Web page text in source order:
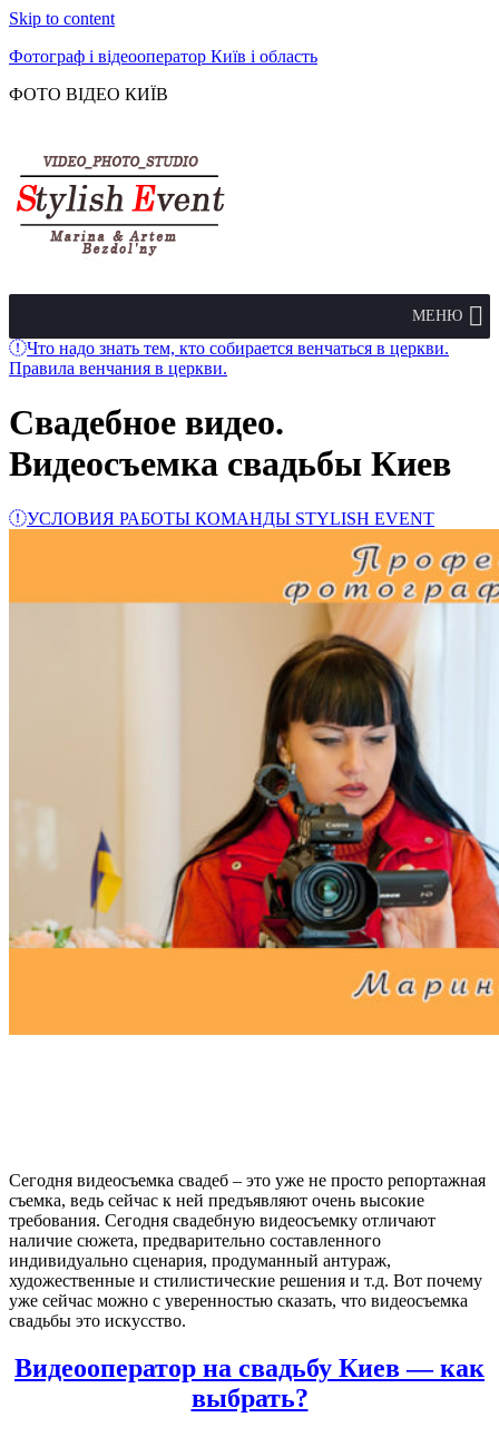
Skip to content
Фотограф і відеооператор Київ і область
ФОТО ВІДЕО КИЇВ
МЕНЮ
Что надо знать тем, кто собирается венчаться в церкви.
Правила венчания в церкви.
Свадебное видео.
Видеосъемка свадьбы Киев
УСЛОВИЯ РАБОТЫ КОМАНДЫ STYLISH EVENT
Сегодня видеосъемка свадеб – это уже не просто репортажная
съемка, ведь сейчас к ней предъявляют очень высокие
требования. Сегодня свадебную видеосъемку отличают
наличие сюжета, предварительно составленного
индивидуально сценария, продуманный антураж,
художественные и стилистические решения и т.д. Вот почему
уже сейчас можно с уверенностью сказать, что видеосъемка
свадьбы это искусство.
Видеооператор на свадьбу Киев — как
выбрать?